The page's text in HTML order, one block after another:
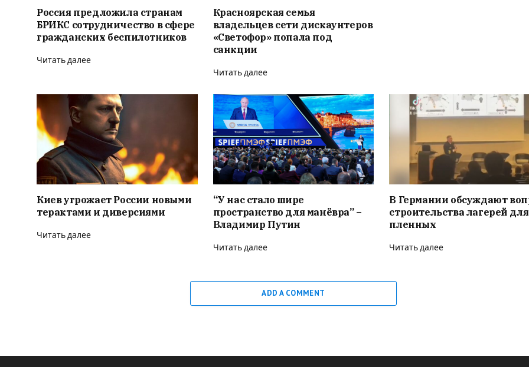
Россия предложила странам
БРИКС сотрудничество в сфере
гражданских беспилотников
Читать далее
Красноярская семья
владельцев сети дискаунтеров
«Светофор» попала под
санкции
Читать далее
Киев угрожает России новыми
терактами и диверсиями
Читать далее
“У нас стало шире
пространство для манёвра” –
Владимир Путин
Читать далее
В Германии обсуждают
строительства лагерей для
пленных
Читать далее
ADD A COMMENT